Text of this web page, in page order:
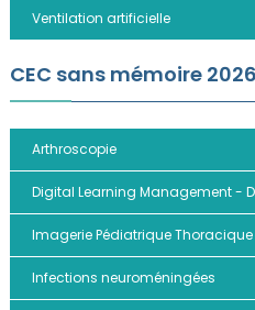
Ventilation artificielle
CEC sans mémoire 2026
Arthroscopie
Digital Learning Management -
Imagerie Pédiatrique
Infections neuroméningées